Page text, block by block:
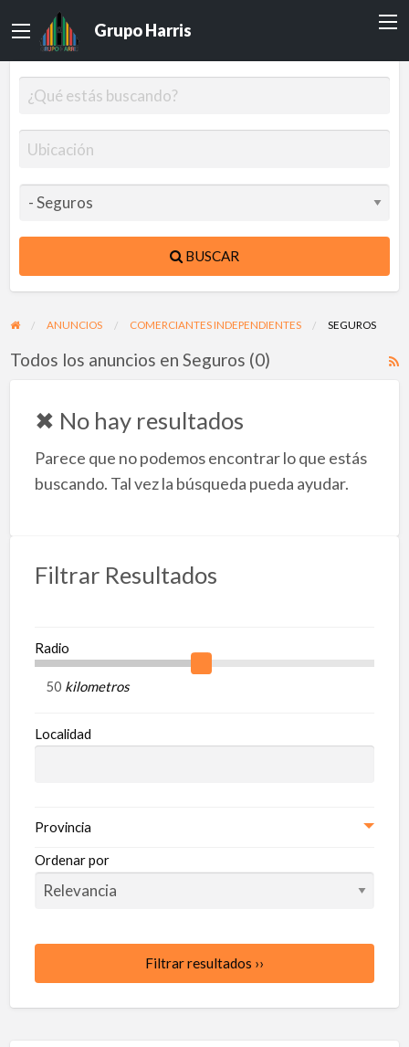
Grupo Harris
BUSCAR
ANUNCIOS COMERCIANTES INDEPENDIENTES SEGUROS
Todos los anuncios en Seguros (0)
✖ No hay resultados
Parece que no podemos encontrar lo que estás
buscando. Tal vez la búsqueda pueda ayudar.
Filtrar Resultados
Radio
kilometros
Localidad
Provincia
Ordenar por
Filtrar resultados ››